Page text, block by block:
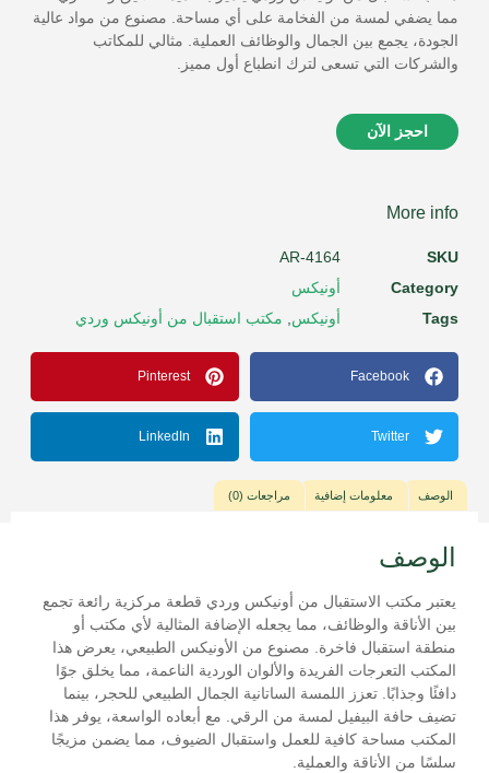
مما يضفي لمسة من الفخامة على أي مساحة. مصنوع من مواد عالية
الجودة، يجمع بين الجمال والوظائف العملية. مثالي للمكاتب
والشركات التي تسعى لترك انطباع أول مميز.
احجز الآن
More info
SKU
AR-4164
Category
أونيكس
Tags
أونيكس مكتب استقبال من أونيكس وردي
Facebook
Pinterest
Twitter
LinkedIn
الوصف معلومات إضافية مراجعات (0)
الوصف
يعتبر مكتب الاستقبال من أونيكس وردي قطعة مركزية رائعة تجمع
بين الأناقة والوظائف، مما يجعله الإضافة المثالية لأي مكتب أو
منطقة استقبال فاخرة. مصنوع من الأونيكس الطبيعي، يعرض هذا
المكتب التعرجات الفريدة والألوان الوردية الناعمة، مما يخلق جوًا
دافئًا وجذابًا. تعزز اللمسة الساتانية الجمال الطبيعي للحجر، بينما
تضيف حافة البيفيل لمسة من الرقي. مع أبعاده الواسعة، يوفر هذا
المكتب مساحة كافية للعمل واستقبال الضيوف، مما يضمن مزيجًا
سلسًا من الأناقة والعملية.